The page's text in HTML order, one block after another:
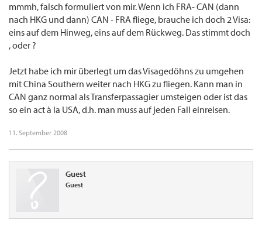
mmmh, falsch formuliert von mir. Wenn ich FRA- CAN (dann
nach HKG und dann) CAN - FRA fliege, brauche ich doch 2 Visa:
eins auf dem Hinweg, eins auf dem Rückweg. Das stimmt doch
, oder ?
Jetzt habe ich mir überlegt um das Visagedöhns zu umgehen
mit China Southern weiter nach HKG zu fliegen. Kann man in
CAN ganz normal als Transferpassagier umsteigen oder ist das
so ein act à la USA, d.h. man muss auf jeden Fall einreisen.
11. September 2008
Guest
Guest